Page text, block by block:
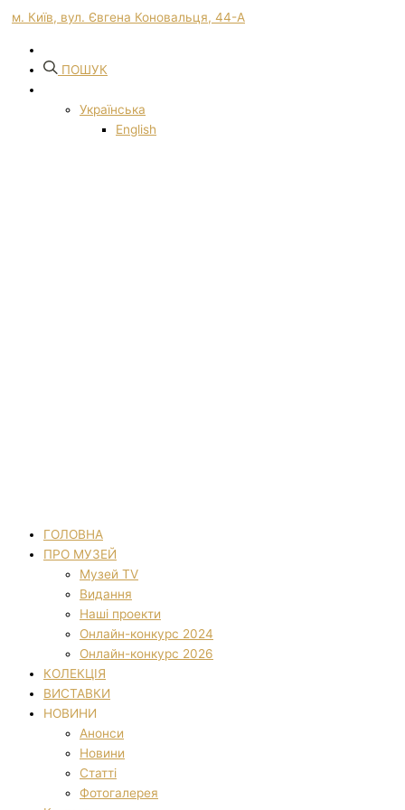
м. Київ, вул. Євгена Коновальця, 44-А
ПОШУК
Українська
English
ГОЛОВНА
ПРО МУЗЕЙ
Музей TV
Видання
Наші проекти
Онлайн-конкурс 2024
Онлайн-конкурс 2026
КОЛЕКЦІЯ
ВИСТАВКИ
НОВИНИ
Анонси
Новини
Статті
Фотогалерея